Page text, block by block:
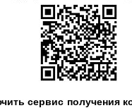
сервис получения